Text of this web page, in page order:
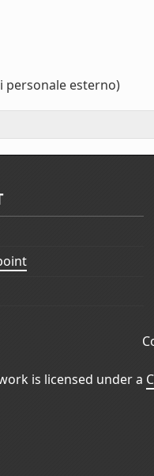
personale esterno)
is licensed under a